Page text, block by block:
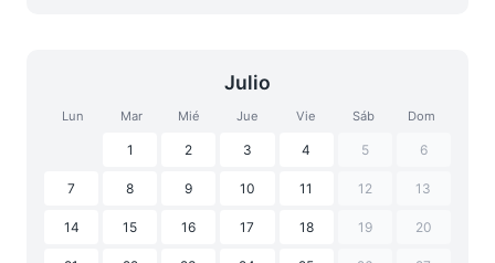
Julio
Lun Mar Mié Jue Vie Sáb Dom
1 2 3 4 5 6
7 8 9 10 11 12 13
14 15 16 17 18 19 20